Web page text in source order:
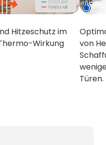
Hitzeschutz im
Wirkung
von
Türen.